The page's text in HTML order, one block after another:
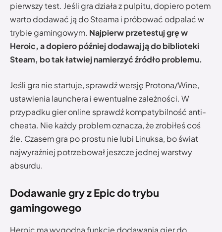
pierwszy test. Jeśli gra działa z pulpitu, dopiero potem
warto dodawać ją do Steama i próbować odpalać w
trybie gamingowym. Najpierw przetestuj grę w
Heroic, a dopiero później dodawaj ją do biblioteki
Steam, bo tak łatwiej namierzyć źródło problemu.
Jeśli gra nie startuje, sprawdź wersję Protona/Wine,
ustawienia launchera i ewentualne zależności. W
przypadku gier online sprawdź kompatybilność anti-
cheata. Nie każdy problem oznacza, że zrobiłeś coś
źle. Czasem gra po prostu nie lubi Linuksa, bo świat
najwyraźniej potrzebował jeszcze jednej warstwy
absurdu.
Dodawanie gry z Epic do trybu
gamingowego
Heroic ma wygodną funkcję dodawania gier do